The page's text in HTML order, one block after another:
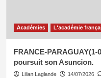
Académies L'académie
FRANCE-PARAGUAY(1-
poursuit son Asuncion.
Lilian Laglande 14/07/2026